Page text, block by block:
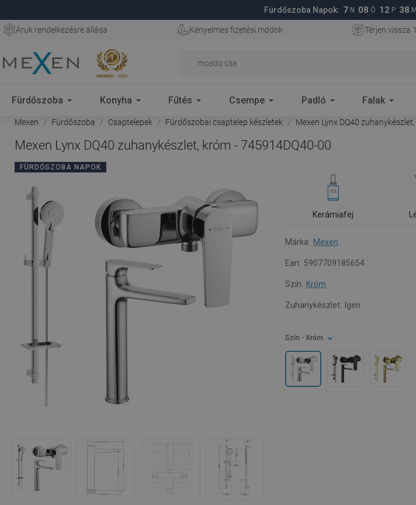
Fürdőszoba Napok: 7 N 08 Ó 12 P 37
Áruk rendelkezésre állása Kényelmes fizetési módok Térjen vissza
Fürdőszoba Konyha Fűtés Csempe Padló Falak
Mexen Fürdőszoba Csaptelepek Fürdőszobai csaptelep készletek Mexen Lynx DQ40
Mexen Lynx DQ40 zuhanykészlet, króm - 745914DQ40-00
FÜRDŐSZOBA NAPOK
Kerámiafej
Márka: Mexen
Ean: 5907709185654
Szín: Króm
Zuhanykészlet: Igen
Szín - Króm